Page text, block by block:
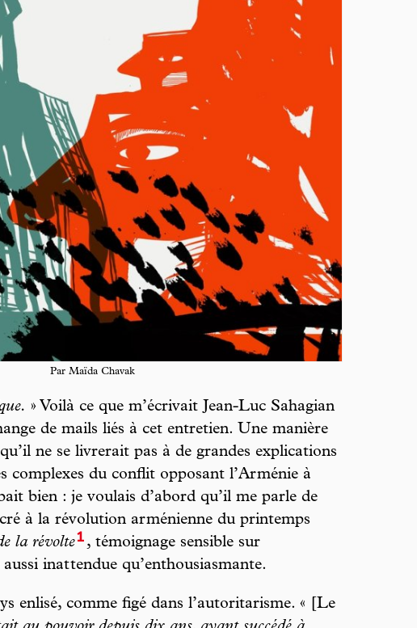
Par Maïda Chavak
» Voilà ce que m’écrivait Jean-Luc Sahagian
de mails liés à cet entretien. Une manière
ne se livrerait pas à de grandes explications
complexes du conflit opposant l’Arménie à
bien : je voulais d’abord qu’il me parle de
à la révolution arménienne du printemps
la révolte1 , témoignage sensible sur
inat tendue qu’enthousiasmante.
enlisé, comme figé dans l’autoritarisme. « [Le